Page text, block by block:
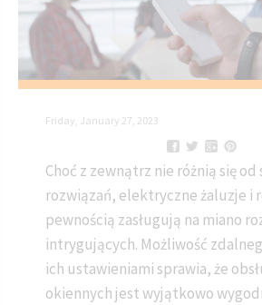
Friday, January 27, 2023
Choć z zewnątrz nie różnią się
rozwiązań, elektryczne żaluzje i
pewnością zasługują na miano
intrygujących. Możliwość
ich ustawieniami sprawia, że
okiennych jest wyjątkowo